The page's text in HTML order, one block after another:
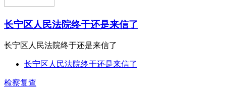
长宁区人民法院终于还是来信了
长宁区人民法院终于还是来信了
长宁区人民法院终于还是来信了
检察复查